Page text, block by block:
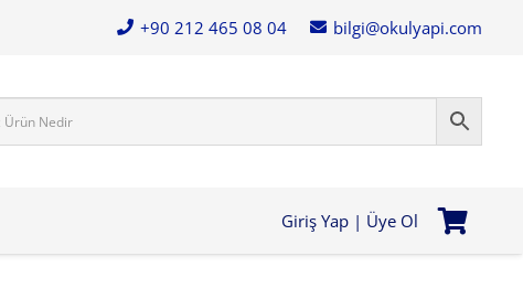
+90 212 465 08 04 bilgi@okulyapi.com
Giriş Yap | Üye Ol